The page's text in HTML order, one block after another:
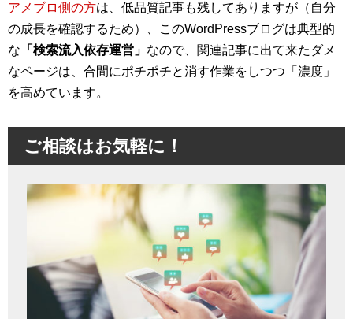
アメブロ側の方は、低品質記事も残してありますが（自分
の成長を確認するため）、このWordPressブログは典型的
な 「検索流入依存運営」 なので、関連記事に出て来たダメ
なページは、合間にポチポチと消す作業をしつつ「濃度」
を高めています。
ご相談はお気軽に！